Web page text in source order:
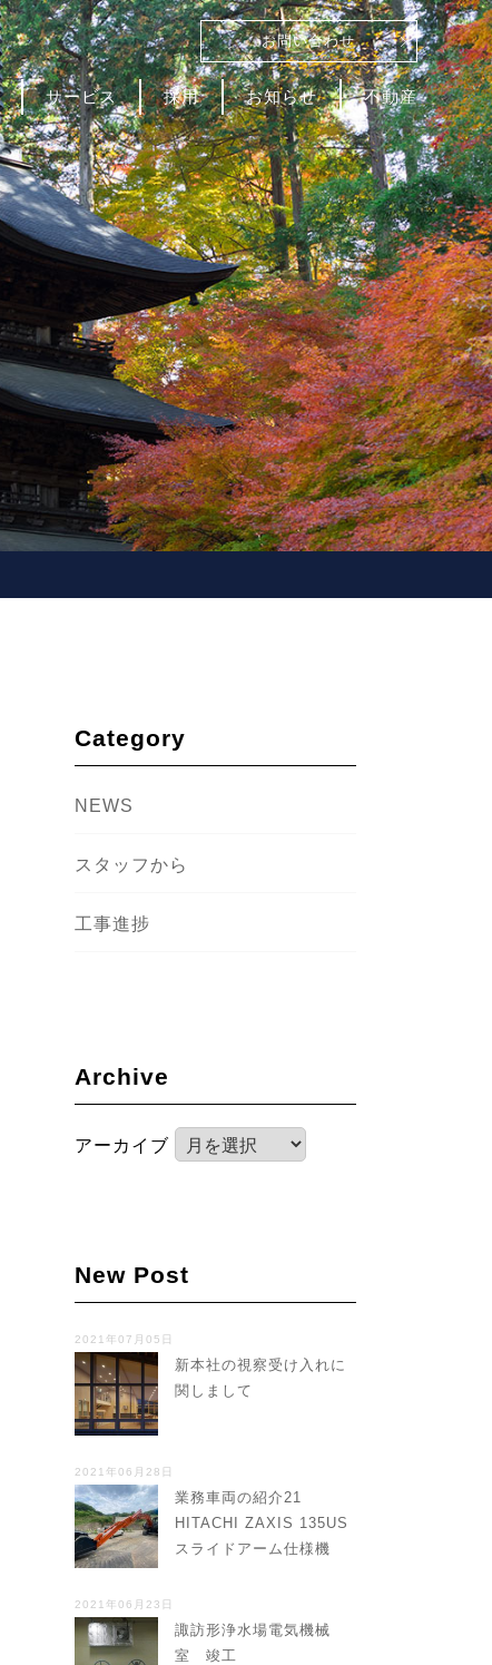
お問い合わせ
サービス 採用 お知らせ 不動産
Category
NEWS
スタッフから
工事進捗
Archive
アーカイブ
New Post
2021年07月05日
新本社の視察受け入れに
関しまして
2021年06月28日
業務車両の紹介21
HITACHI ZAXIS 135US
スライドアーム仕様機
2021年06月23日
諏訪形浄水場電気機械
室 竣工